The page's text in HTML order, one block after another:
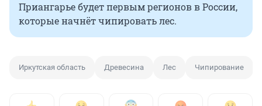
Приангарье будет первым регионов в России,
которые начнёт чипировать лес.
Иркутская область Древесина Лес Чипирование